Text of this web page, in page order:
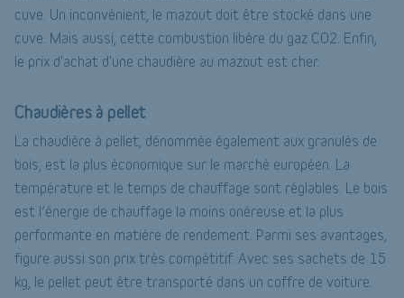
cuve. Un inconvénient, le mazout doit être stocké dans une
cuve. Mais aussi, cette combustion libère du gaz CO2. Enfin,
le prix d'achat d'une chaudière au mazout est cher.
Chaudières à pellet
La chaudière à pellet, dénommée également aux granulés de
bois, est la plus économique sur le marché européen. La
température et le temps de chauffage sont réglables. Le bois
est l’énergie de chauffage la moins onéreuse et la plus
performante en matière de rendement. Parmi ses avantages,
figure aussi son prix très compétitif. Avec ses sachets de 15
kg, le pellet peut être transporté dans un coffre de voiture.